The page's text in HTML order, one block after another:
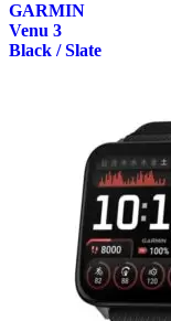
GARMIN
Venu 3
Black / Slate